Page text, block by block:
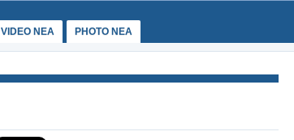
VIDEO NEA PHOTO NEA